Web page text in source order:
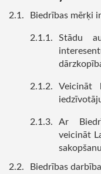
Biedrības mērķi
Stādu
Veicināt
Ar
veicināt
Biedrības